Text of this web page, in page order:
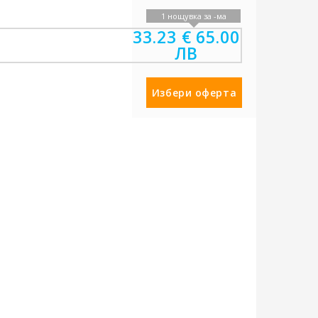
тераса/веранда
паркинг
33.23 €65.00
ЛВ
1 нощувка за -ма
Избери оферта